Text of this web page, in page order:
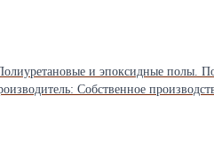
полы. Полиуратновый лак для бетона.
Собственное
(растворы, эмульсии)